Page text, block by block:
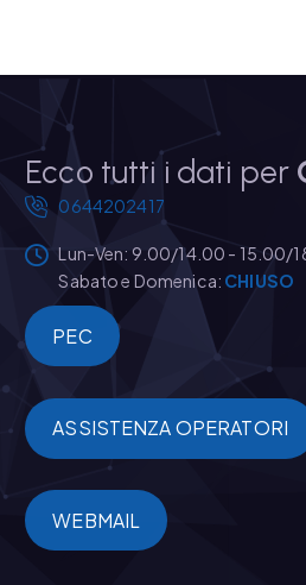
Ecco tutti i dati per
0644202417
Lun-Ven: 9.00/14.00 - 15.00/
Sabato e Domenica: CHIUSO
PEC
ASSISTENZA OPERATORI
WEBMAIL